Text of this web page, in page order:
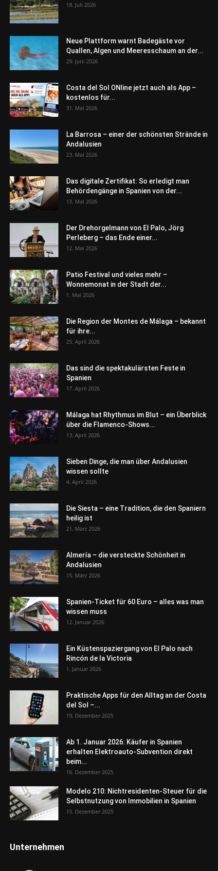
18. Juli 2026
Neue Plattform warnt Badegäste vor
Quallen, Algen und Meeresschaum an der...
29. Juni 2026
Costa del Sol ONline jetzt auch als App –
kostenlos für...
31. Mai 2026
La Barrosa – einer der schönsten Strände in
Andalusien
23. Mai 2026
Das digitale Zertifikat: So erledigt man
Behördengänge in Spanien von der...
13. Mai 2026
Der Drehorgelmann von El Palo, Jörg
Perleberg – das Ende einer...
12. Mai 2026
Patio Festival und vieles mehr –
Wonnemonat in der Stadt der...
1. Mai 2026
Die Region der Montes de Málaga – bekannt
für ihre...
25. April 2026
Das sind die spektakulärsten Feste in
Spanien
17. April 2026
Málaga hat Rhythmus im Blut – ein Überblick
über die Flamenco-Shows...
13. April 2026
Sieben Dinge, die man über Andalusien
wissen sollte
4. April 2026
Die Siesta – eine Tradition, die den Spaniern
heilig ist
21. März 2026
Almería – die versteckte Schönheit in
Andalusien
15. März 2026
Spanien-Ticket für 60 Euro – alles was man
wissen muss
12. Januar 2026
Ein Küstenspaziergang von El Palo nach
Rincón de la Victoria
1. Januar 2026
Praktische Apps für den Alltag an der Costa
del Sol –...
19. Dezember 2025
Ab 1. Januar 2026: Käufer in Spanien
erhalten Elektroauto-Subvention direkt
beim...
16. Dezember 2025
Modelo 210: Nichtresidenten-Steuer für die
Selbstnutzung von Immobilien in Spanien
15. Dezember 2025
Unternehmen